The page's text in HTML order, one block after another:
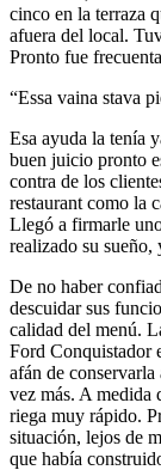
cinco en la terraza
afuera del local.
Pronto fue
“Essa vaina stava
Esa ayuda la tenía
buen juicio pronto
contra de los
restaurant como la
Llegó a firmarle
realizado su sueño,
De no haber
descuidar sus
calidad del menú.
Ford Conquistador
afán de
vez más. A medida
riega muy rápido.
situación, lejos de
que había